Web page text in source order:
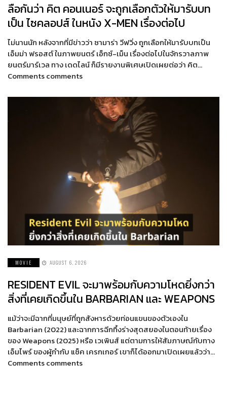
ลือกันว่า คิต คอนเนอร์ จะถูกเลือกตัวให้มารับบท
เป็น ไซคลอปส์ ในหนัง X-MEN เรื่องต่อไป
ไม่นานนัก หลังจากที่มีข่าวว่า ซามาร่า วีฟวิ่ง ถูกเลือกให้มารับบทเป็น
เอ็มม่า ฟรอสต์ ในภาพยนตร์ เอ็กซ์-เม็น เรื่องต่อไปในจักรวาลภาพ
ยนตร์มาร์เวล ทาง เดดไลน์ ก็มีรายงานพิเศษเปิดเผยต่อว่า คิต…
Comments comments
MOVIE AUGUST 6, 2026
RESIDENT EVIL จะมาพร้อมกับความโหดยิ่งกว่า
สิ่งที่เคยเกิดขึ้นใน BARBARIAN และ WEAPONS
แม้ว่าจะมีฉากที่มนุษย์ที่ถูกสังหารด้วยท่อนแขนของตัวเองใน
Barbarian (2022) และฉากการฉีกทึ้งร่างสุดสยองในตอนท้ายเรื่อง
ของ Weapons (2025) หรือ เวเพินส์ แต่ตามการให้สัมภาษณ์กับทาง
เอ็มไพร์ ของผู้กำกับ แซ็ค เครกเกอร์ เขาก็ได้ออกมาเปิดเผยแล้วว่า…
Comments comments